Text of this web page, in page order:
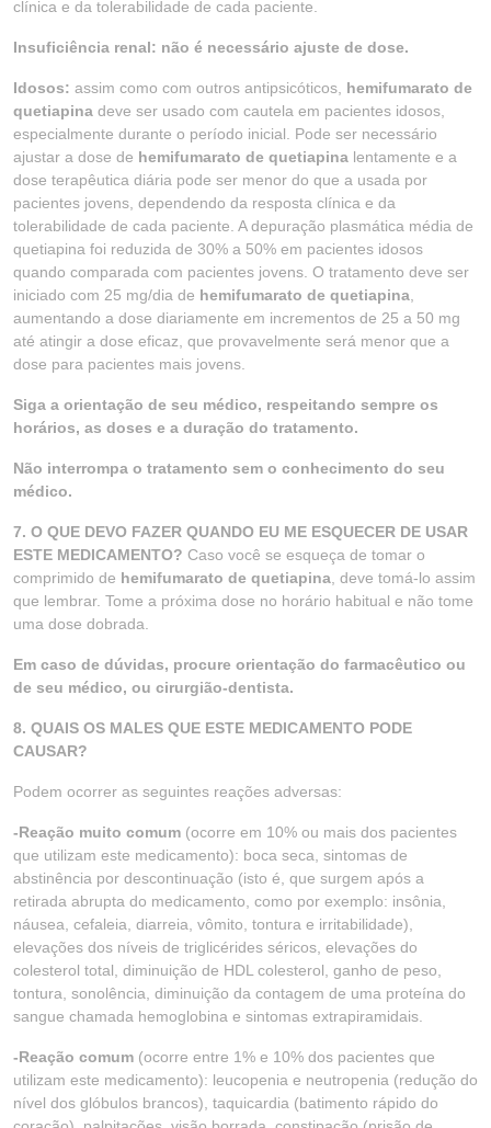
clínica e da tolerabilidade de cada paciente.
Insuficiência renal: não é necessário ajuste de dose.
Idosos: assim como com outros antipsicóticos, hemifumarato de
quetiapina deve ser usado com cautela em pacientes idosos,
especialmente durante o período inicial. Pode ser necessário
ajustar a dose de hemifumarato de quetiapina lentamente e a
dose terapêutica diária pode ser menor do que a usada por
pacientes jovens, dependendo da resposta clínica e da
tolerabilidade de cada paciente. A depuração plasmática média de
quetiapina foi reduzida de 30% a 50% em pacientes idosos
quando comparada com pacientes jovens. O tratamento deve ser
iniciado com 25 mg/dia de hemifumarato de quetiapina
aumentando a dose diariamente em incrementos de 25 a 50 mg
até atingir a dose eficaz, que provavelmente será menor que a
dose para pacientes mais jovens.
Siga a orientação de seu médico, respeitando sempre os
horários, as doses e a duração do tratamento.
Não interrompa o tratamento sem o conhecimento do seu
médico.
7. O QUE DEVO FAZER QUANDO EU ME ESQUECER DE USAR
ESTE MEDICAMENTO? Caso você se esqueça de tomar o
comprimido de hemifumarato de quetiapina , deve tomá-lo assim
que lembrar. Tome a próxima dose no horário habitual e não tome
uma dose dobrada.
Em caso de dúvidas, procure orientação do farmacêutico ou
de seu médico, ou cirurgião-dentista.
8. QUAIS OS MALES QUE ESTE MEDICAMENTO PODE
CAUSAR?
Podem ocorrer as seguintes reações adversas:
-Reação muito comum (ocorre em 10% ou mais dos pacientes
que utilizam este medicamento): boca seca, sintomas de
abstinência por descontinuação (isto é, que surgem após a
retirada abrupta do medicamento, como por exemplo: insônia,
náusea, cefaleia, diarreia, vômito, tontura e irritabilidade),
elevações dos níveis de triglicérides séricos, elevações do
colesterol total, diminuição de HDL colesterol, ganho de peso,
tontura, sonolência, diminuição da contagem de uma proteína do
sangue chamada hemoglobina e sintomas extrapiramidais.
-Reação comum (ocorre entre 1% e 10% dos pacientes que
utilizam este medicamento): leucopenia e neutropenia (redução do
nível dos glóbulos brancos), taquicardia (batimento rápido do